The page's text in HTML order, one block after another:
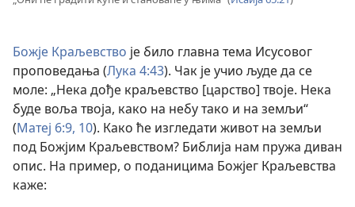
Божје Краљевство је било главна тема Исусовог
проповедања (Лука 4:43). Чак је учио људе да се
моле: „Нека дође краљевство [царство] твоје. Нека
буде воља твоја, како на небу тако и на земљи“
(Матеј 6:9, 10). Како ће изгледати живот на земљи
под Божјим Краљевством? Библија нам пружа диван
опис. На пример, о поданицима Божјег Краљевства
каже: